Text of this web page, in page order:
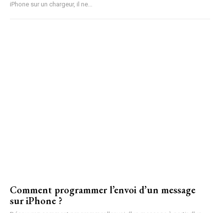
iPhone sur un chargeur, il ne...
Comment programmer l’envoi d’un message
sur iPhone ?